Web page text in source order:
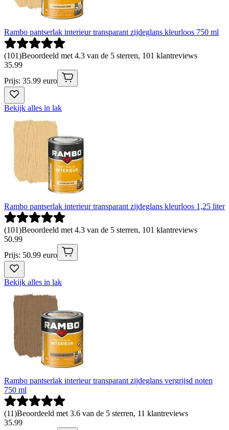
Rambo pantserlak interieur transparant zijdeglans kleurloos 750 ml
(101)Beoordeeld met 4.3 van de 5 sterren, 101 klantreviews
35.99
Prijs: 35.99 euro
Bekijk alles in lak
Rambo pantserlak interieur transparant zijdeglans kleurloos 1,25 liter
(101)Beoordeeld met 4.3 van de 5 sterren, 101 klantreviews
50.99
Prijs: 50.99 euro
Bekijk alles in lak
Rambo pantserlak interieur transparant zijdeglans vergrijsd noten
750 ml
(11)Beoordeeld met 3.6 van de 5 sterren, 11 klantreviews
35.99